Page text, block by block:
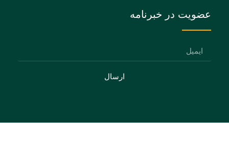
عضویت در خبرنامه
ارسال